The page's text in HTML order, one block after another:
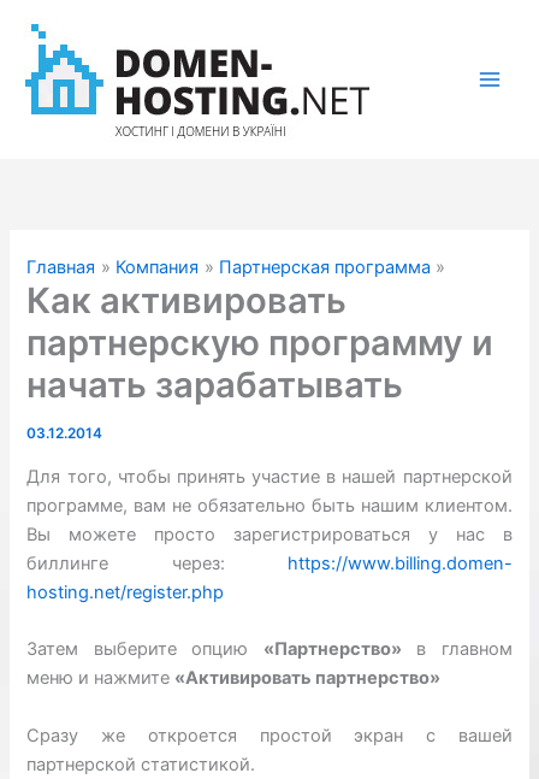
содержимому
Главная Компания Партнерская программа
Как активировать
партнерскую программу и
начать зарабатывать
03.12.2014
Для того, чтобы принять участие в нашей партнерской
программе, вам не обязательно быть нашим клиентом.
Вы можете просто зарегистрироваться у нас в
биллинге через: https://www.billing.domen-
hosting.net/register.php
Затем выберите опцию «Партнерство» в главном
меню и нажмите «Активировать партнерство»
Сразу же откроется простой экран с вашей
партнерской статистикой.